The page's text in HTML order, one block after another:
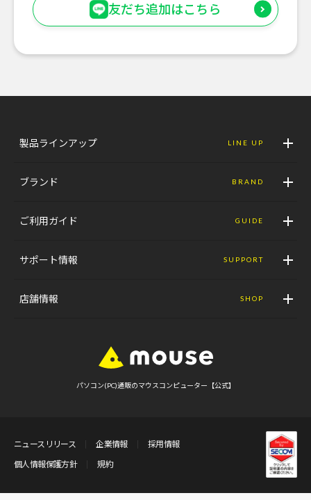
友だち追加はこちら
製品ラインアップ LINE UP
ブランド BRAND
ご利用ガイド GUIDE
サポート情報 SUPPORT
店舗情報 SHOP
パソコン(PC)通販のマウスコンピューター【公式】
ニュースリリース 企業情報
採用情報
個人情報保護方針
規約